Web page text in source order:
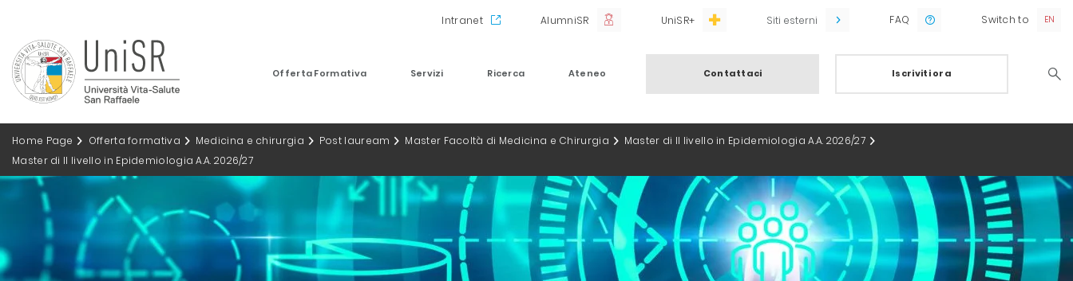
Intranet AlumniSR UniSR+ Siti esterni FAQ Switch to
Offerta Formativa Servizi Ricerca Ateneo Contattaci Iscriviti ora
Home Page Offerta formativa Medicina e chirurgia Post lauream Master Facoltà di Medicina e Chirurgia
Master di II livello in Epidemiologia A.A. 2026/27
Master di II livello in Epidemiologia A.A. 2026/27